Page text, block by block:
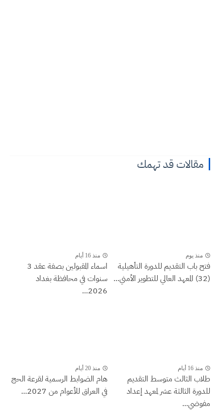
مقالات قد تهمك
منذ يوم
فتح باب التقديم للدورة التأهيلية
(32) المعهد العالي للتطوير الأمني...
منذ 16 أيام
اسماء المقبولين بصفة عقد 3
سنوات في محافظة بغداد
2026...
منذ 16 أيام
طلاب الثالث متوسط التقديم
للدورة الثالثة عشر لمعهد إعداد
مفوضي...
منذ 20 أيام
هام الضوابط الرسمية لقرعة الحج
في العراق للأعوام من 2027...